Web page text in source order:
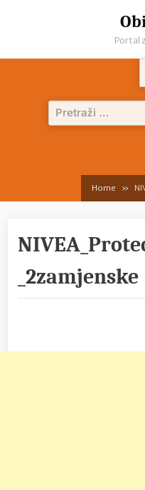
Portal
Pretraži:
Home
_2zamjenske